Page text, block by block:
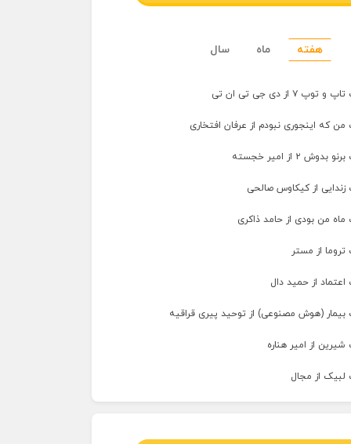
هفته ماه سال
۷ از دی جی تی ان تی
من که اینجوری نبودم از عرفان افتخاری
۲ از امیر خجسته
زندایی از کیکاوس صالحی
ماه من بودی از حامد ذاکری
تروما از مستر
اعتماد از حمید دال
بیمار (هوش مصنوعی) از توحید پیری قراقیه
شیرین از امیر هناره
لبیک از مجال